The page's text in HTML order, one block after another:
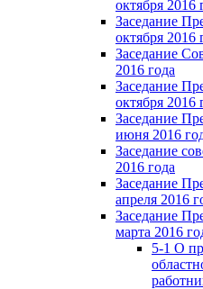
октября 2016
Заседание
октября 2016
Заседание
2016 года
Заседание
октября 2016
Заседание
июня 2016
Заседание
2016 года
Заседание
апреля 2016
Заседание
марта 2016
5-1 О